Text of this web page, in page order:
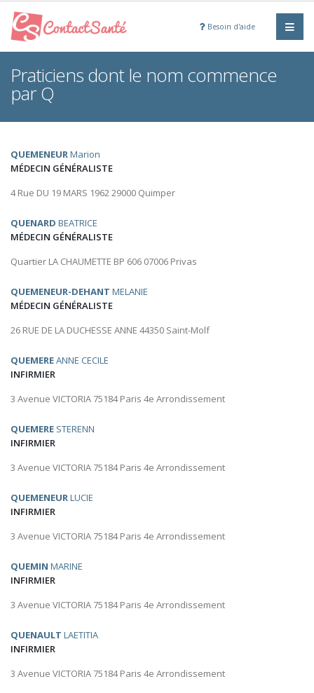
Besoin d'aide
Praticiens dont le nom commence
par Q
QUEMENEURMarion
MÉDECIN GÉNÉRALISTE
4 Rue DU 19 MARS 1962 29000 Quimper
QUENARD BEATRICE
MÉDECIN GÉNÉRALISTE
Quartier LA CHAUMETTE BP 606 07006 Privas
QUEMENEUR-DEHANT MELANIE
MÉDECIN GÉNÉRALISTE
26 RUE DE LA DUCHESSE ANNE 44350 Saint-Molf
QUEMEREANNE CECILE
INFIRMIER
3 Avenue VICTORIA 75184 Paris 4e Arrondissement
QUEMERE STERENN
INFIRMIER
3 Avenue VICTORIA 75184 Paris 4e Arrondissement
QUEMENEURLUCIE
INFIRMIER
3 Avenue VICTORIA 75184 Paris 4e Arrondissement
QUEMIN MARINE
INFIRMIER
3 Avenue VICTORIA 75184 Paris 4e Arrondissement
QUENAULT LAETITIA
INFIRMIER
3 Avenue VICTORIA 75184 Paris 4e Arrondissement